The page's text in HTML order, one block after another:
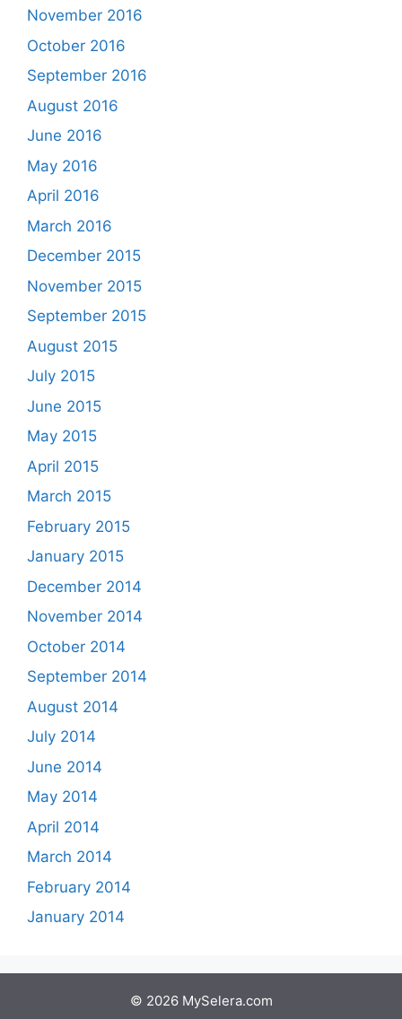
November 2016
October 2016
September 2016
August 2016
June 2016
May 2016
April 2016
March 2016
December 2015
November 2015
September 2015
August 2015
July 2015
June 2015
May 2015
April 2015
March 2015
February 2015
January 2015
December 2014
November 2014
October 2014
September 2014
August 2014
July 2014
June 2014
May 2014
April 2014
March 2014
February 2014
January 2014
© 2026 MySelera.com